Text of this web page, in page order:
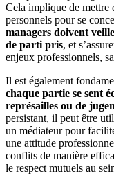
Cela implique de mettre
personnels pour se
managers doivent
de parti pris, et
enjeux professionnels,
Il est également
chaque partie se sent
représailles ou de
persistant, il peut être
un médiateur pour
une attitude
conflits de manière
le respect mutuels au